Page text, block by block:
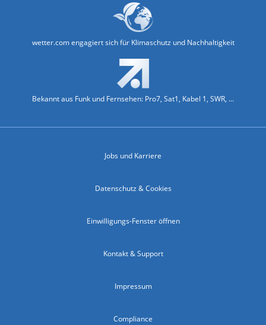
wetter.com engagiert sich für Klimaschutz und Nachhaltigkeit
Bekannt aus Funk und Fernsehen: Pro7, Sat1, Kabel 1, SWR, ...
Jobs und Karriere
Datenschutz & Cookies
Einwilligungs-Fenster öffnen
Kontakt & Support
Impressum
Compliance